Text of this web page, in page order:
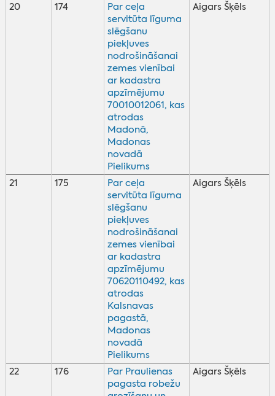
20 174
Par ceļa
servitūta līguma
slēgšanu
piekļuves
nodrošināšanai
zemes vienībai
ar kadastra
apzīmējumu
70010012061, kas
atrodas
Madonā,
Madonas
novadā
Pielikums
Aigars Šķēls
21 175
Par ceļa
servitūta līguma
slēgšanu
piekļuves
nodrošināšanai
zemes vienībai
ar kadastra
apzīmējumu
70620110492, kas
atrodas
Kalsnavas
pagastā,
Madonas
novadā
Pielikums
Aigars Šķēls
22 176
Par Praulienas
pagasta robežu
Aigars Šķēls